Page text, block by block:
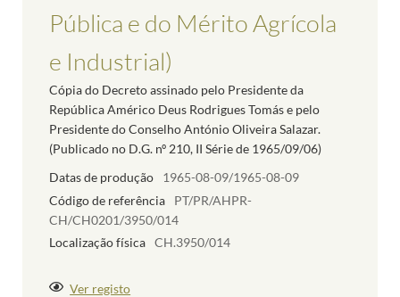
Pública e do Mérito Agrícola
e Industrial)
Cópia do Decreto assinado pelo Presidente da
República Américo Deus Rodrigues Tomás e pelo
Presidente do Conselho António Oliveira Salazar.
(Publicado no D.G. nº 210, II Série de 1965/09/06)
Datas de produção
1965-08-09/1965-08-09
Código de referência
PT/PR/AHPR-
CH/CH0201/3950/014
Localização física CH.3950/014
Ver registo